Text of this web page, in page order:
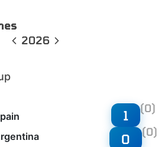
2026
1 (0)
0 (0)